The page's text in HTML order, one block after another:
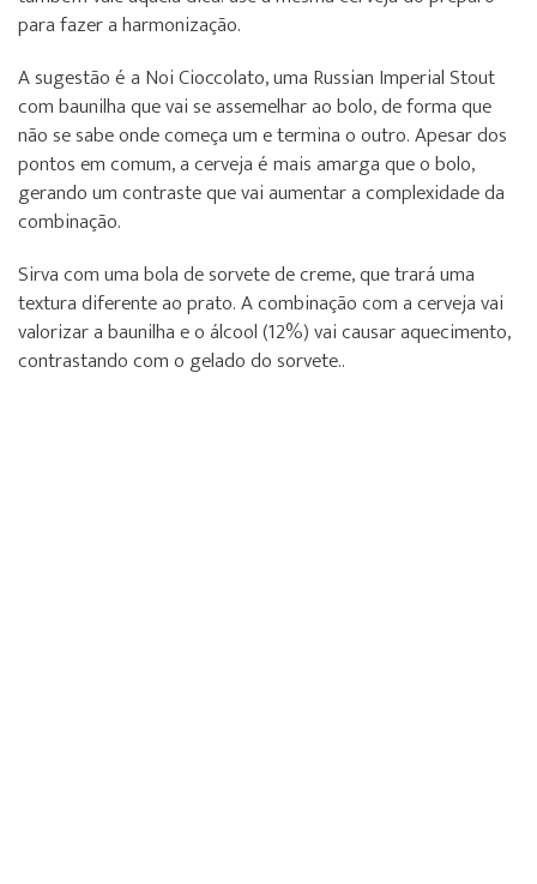
para fazer a harmonização.
A sugestão é a Noi Cioccolato, uma Russian Imperial Stout
com baunilha que vai se assemelhar ao bolo, de forma que
não se sabe onde começa um e termina o outro. Apesar dos
pontos em comum, a cerveja é mais amarga que o bolo,
gerando um contraste que vai aumentar a complexidade da
combinação.
Sirva com uma bola de sorvete de creme, que trará uma
textura diferente ao prato. A combinação com a cerveja vai
valorizar a baunilha e o álcool (12%) vai causar aquecimento,
contrastando com o gelado do sorvete..